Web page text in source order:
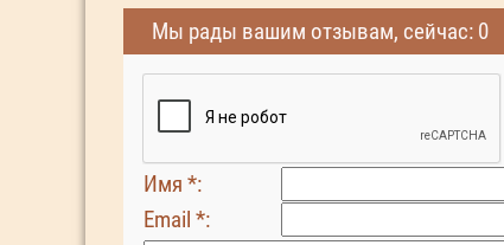
Мы рады вашим отзывам, сейчас: 0
Имя *:
Email *: